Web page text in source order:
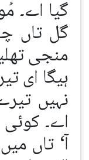
گیا اے۔
گل تاں
منجی
ہیگا ای
نہیں
اے۔
آ‘ تاں